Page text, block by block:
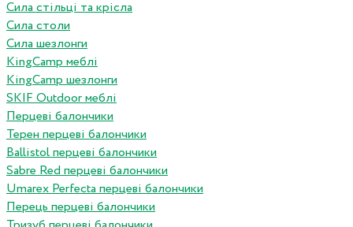
Сила стільці та крісла
Сила столи
Сила шезлонги
KingCamp меблі
KingCamp шезлонги
SKIF Outdoor меблі
Перцеві балончики
Терен перцеві балончики
Ballistol перцеві балончики
Sabre Red перцеві балончики
Umarex Perfecta перцеві балончики
Перець перцеві балончики